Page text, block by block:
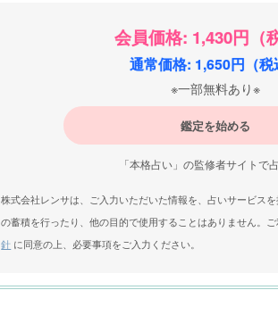
会員価格: 1,430円（
通常価格: 1,650円（税
※一部無料あり※
鑑定を始める
「本格占い」の監修者サイトで
株式会社レンサは、ご入力いただいた情報を、占いサービス
の蓄積を行ったり、他の目的で使用することはありません。
針 に同意の上、必要事項をご入力ください。